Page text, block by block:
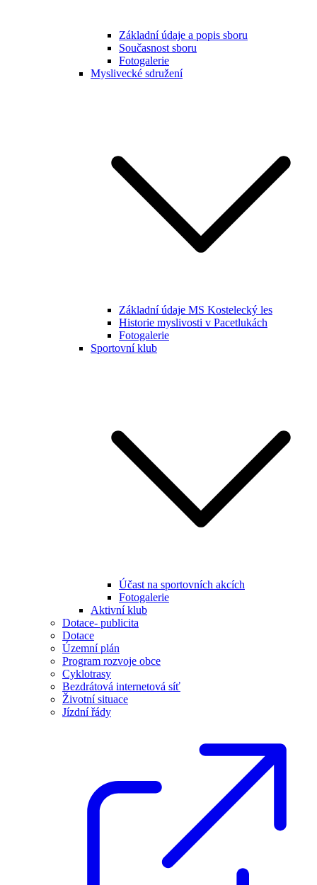
Základní údaje a popis sboru
Současnost sboru
Fotogalerie
Myslivecké sdružení
Základní údaje MS Kostelecký les
Historie myslivosti v Pacetlukách
Fotogalerie
Sportovní klub
Účast na sportovních akcích
Fotogalerie
Aktivní klub
Dotace- publicita
Dotace
Územní plán
Program rozvoje obce
Cyklotrasy
Bezdrátová internetová síť
Životní situace
Jízdní řády